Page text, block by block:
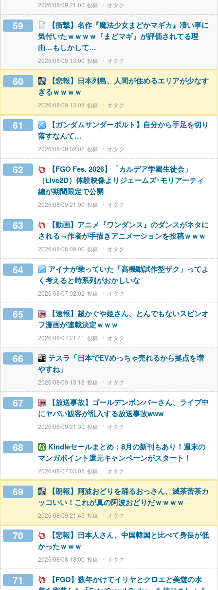
2026/08/09 21:00 オタク
59
【衝撃】名作『魔法少女まどかマギカ』凄い事に
気付いたｗｗｗｗ『まどマギ』が評価されてる理
由…もしかして…
2026/08/09 13:00 オタク
60
【悲報】日本列島、人間が住めるエリアが少なす
ぎるｗｗｗｗ
2026/08/09 13:05 オタク
61
【ガンダムサンダーボルト】自分から手足を切り
落すなんて…
2026/08/09 02:02 オタク
62
【FGO Fes. 2026】「カルデア学園生徒会」
（Live2D）体験映像よりジェームズ･モリアーティ
編が期間限定で公開
2026/08/09 21:00 オタク
63
【動画】アニメ『ワンダンス』のダンスがネタに
される→作者が手描きアニメーションを投稿ｗｗｗ
2026/08/08 09:00 オタク
64
アイナが乗っていた「高機動試作型ザク」ってよ
く考えると時系列がおかしいな
2026/08/07 02:02 オタク
65
【速報】超かぐや姫さん、とんでもないスピンオ
フ漫画が連載決定ｗｗｗ
2026/08/07 21:41 オタク
66
テスラ「日本でEVめっちゃ売れるから拠点を増
やすね」
2026/08/09 13:18 オタク
67
【放送事故】ゴールデンボンバーさん、ライブ中
にヤバい観客が乱入する放送事故www
2026/08/09 21:30 オタク
68
Kindleセールまとめ：8月の新刊もあり！週末の
マンガポイント還元キャンペーンがスタート！
2026/08/07 03:05 オタク
69
【朗報】阿波おどりを踊るおっさん、滅茶苦茶カ
ッコいい！これが真の阿波おどりだｗｗｗｗ
2026/08/09 21:45 オタク
70
【悲報】日本人さん、中国韓国と比べて身長が低
かったｗｗｗ
2026/08/08 18:00 オタク
71
【FGO】数年かけてイリヤとクロエと美遊の水